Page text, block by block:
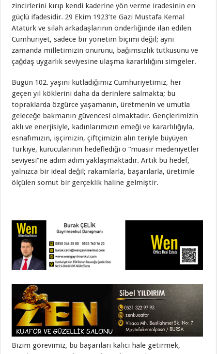
zincirlerini kırıp kendi kaderine yön verme iradesinin en
güçlü ifadesidir. 29 Ekim 1923’te Gazi Mustafa Kemal
Atatürk ve silah arkadaşlarının önderliğinde ilan edilen
Cumhuriyet, sadece bir yönetim biçimi değil; aynı
zamanda milletimizin onurunu, bağımsızlık tutkusunu ve
çağdaş uygarlık seviyesine ulaşma kararlılığını simgeler.
Bugün 102. yaşını kutladığımız Cumhuriyetimiz, her
geçen yıl köklerini daha da derinlere salmakta; bu
topraklarda özgürce yaşamanın, üretmenin ve umutla
geleceğe bakmanın güvencesi olmaktadır. Gençlerimizin
aklı ve enerjisiyle, kadınlarımızın emeği ve kararlılığıyla,
esnafımızın, işçimizin, çiftçimizin alın teriyle büyüyen
Türkiye, kurucularının hedeflediği o “muasır medeniyetler
seviyesi”ne adım adım yaklaşmaktadır. Artık bu hedef,
yalnızca bir ideal değil; rakamlarla, başarılarla, üretimle
ölçülen somut bir gerçeklik haline gelmiştir.
Bizim görevimiz, bu başarıları kalıcı hale getirmek,